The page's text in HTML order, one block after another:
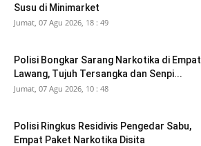
Susu di Minimarket
Jumat, 07 Agu 2026, 18 : 49
Polisi Bongkar Sarang Narkotika di Empat
Lawang, Tujuh Tersangka dan Senpi...
Jumat, 07 Agu 2026, 10 : 48
Polisi Ringkus Residivis Pengedar Sabu,
Empat Paket Narkotika Disita